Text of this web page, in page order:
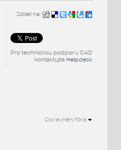
Sdílet na:
Pro technickou podporu CAD
kontaktujte Helpdesk
Oprávnění fóra